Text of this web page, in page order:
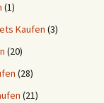
(1)
Kaufen (3)
(20)
(28)
(21)